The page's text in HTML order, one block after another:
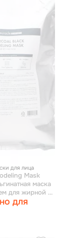
для лица
Mask
маска
для жирной и
1000 г
для